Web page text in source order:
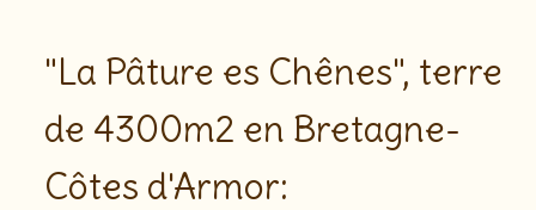
"La Pâture es Chênes", terre
de 4300m2 en Bretagne-
Côtes d'Armor: